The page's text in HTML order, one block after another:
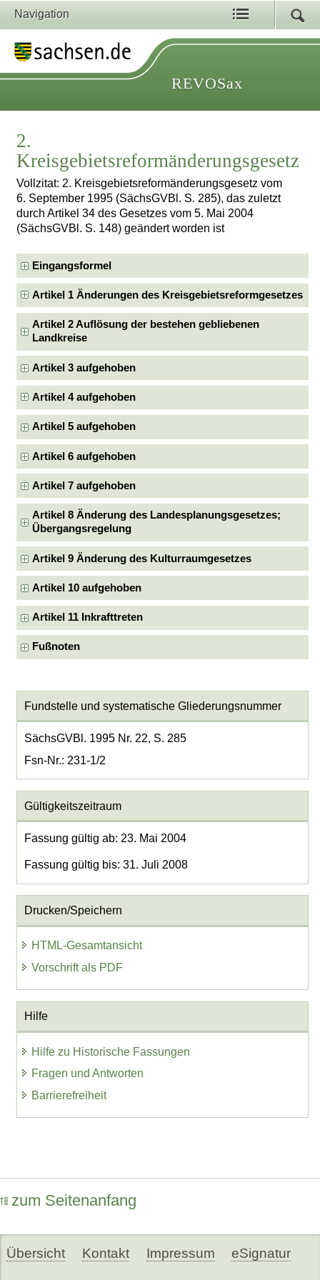
Navigation
REVOSax
2.
Kreisgebietsreformänderungsgesetz
Vollzitat: 2. Kreisgebietsreformänderungsgesetz vom
6. September 1995 (SächsGVBl. S. 285), das zuletzt
durch Artikel 34 des Gesetzes vom 5. Mai 2004
(SächsGVBl. S. 148) geändert worden ist
Eingangsformel
Artikel 1 Änderungen des Kreisgebietsreformgesetzes
Artikel 2 Auflösung der bestehen gebliebenen
Landkreise
Artikel 3 aufgehoben
Artikel 4 aufgehoben
Artikel 5 aufgehoben
Artikel 6 aufgehoben
Artikel 7 aufgehoben
Artikel 8 Änderung des Landesplanungsgesetzes;
Übergangsregelung
Artikel 9 Änderung des Kulturraumgesetzes
Artikel 10 aufgehoben
Artikel 11 Inkrafttreten
Fußnoten
Fundstelle und systematische Gliederungsnummer
SächsGVBl. 1995 Nr. 22, S. 285
Fsn-Nr.: 231-1/2
Gültigkeitszeitraum
Fassung gültig ab: 23. Mai 2004
Fassung gültig bis: 31. Juli 2008
Drucken/Speichern
HTML-Gesamtansicht
Vorschrift als PDF
Hilfe
Hilfe zu Historische Fassungen
Fragen und Antworten
Barrierefreiheit
zum Seitenanfang
Übersicht Kontakt Impressum eSignatur